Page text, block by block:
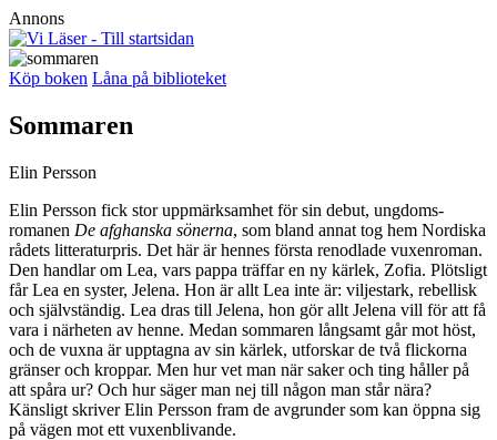
Annons
Köp boken Låna på biblioteket
Sommaren
Elin Persson
Elin Persson fick stor uppmärksamhet för sin debut, ungdoms­
romanen De afghanska sönerna, som bland annat tog hem Nordiska
rådets litteraturpris. Det här är hennes första renodlade vuxenroman.
Den handlar om Lea, vars pappa träffar en ny kärlek, Zofia. Plötsligt
får Lea en syster, Jelena. Hon är allt Lea inte är: viljestark, rebellisk
och självständig. Lea dras till Jelena, hon gör allt Jelena vill för att få
vara i närheten av henne. Medan sommaren långsamt går mot höst,
och de vuxna är upptagna av sin kärlek, utforskar de två flickorna
gränser och kroppar. Men hur vet man när saker och ting håller på
att ­spåra ur? Och hur säger man nej till någon man står nära?
Känsligt skriver Elin Persson fram de avgrunder som kan öppna sig
på vägen mot ett ­vuxenblivande.